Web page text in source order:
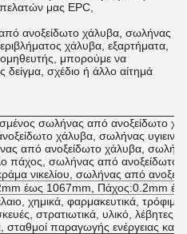
μας EPC,
ανοξείδωτο χάλυβα, σωλήνας
χάλυβα, εξαρτήματα,
μπορούμε να
σχέδιο ή άλλο αίτημά
σωλήνας από ανοξείδωτο
χάλυβα, σωλήνας
από ανοξείδωτο χάλυβα,
πάχος, σωλήνας από ανοξείδωτο
νικελίου, σωλήνας από
έως 1067mm, Πάχος:0.2mm
χημικά, φαρμακευτικά,
στρατιωτικά, υλικό, λέβητες
σταθμοί παραγωγής ενέργειας και